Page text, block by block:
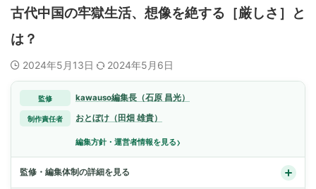
古代中国の牢獄生活、想像を絶する［厳しさ］と
は？
2024年5月13日 2024年5月6日
監修 kawauso編集長（石原 昌光）
制作責任者 おとぼけ（田畑 雄貴）
編集方針・運営者情報を見る›
監修・編集体制の詳細を見る